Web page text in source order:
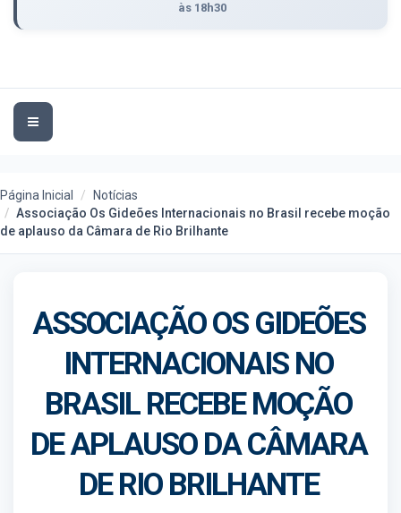
às 18h30
Toggle
navigation
Página Inicial
Notícias
Associação Os Gideões Internacionais no Brasil recebe moção
de aplauso da Câmara de Rio Brilhante
ASSOCIAÇÃO OS GIDEÕES
INTERNACIONAIS NO
BRASIL RECEBE MOÇÃO
DE APLAUSO DA CÂMARA
DE RIO BRILHANTE